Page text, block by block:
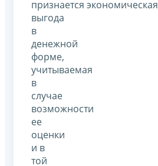
признается экономическая
выгода
в
денежной
форме,
учитываемая
в
случае
возможности
ее
оценки
и в
той